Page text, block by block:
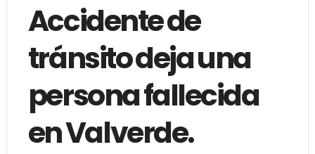
Accidente de
tránsito deja una
persona fallecida
en Valverde.